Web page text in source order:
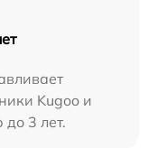
Kugoo и
до 3 лет.